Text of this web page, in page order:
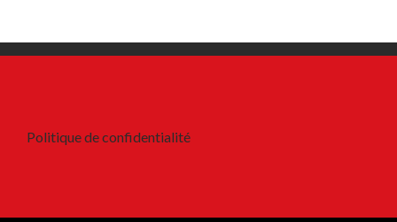
Politique de confidentialité